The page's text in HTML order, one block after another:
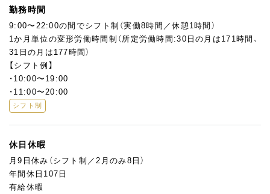
詳細は面接にてお伝えします。
勤務時間
9:00〜22:00の間でシフト制（実働8時間／休憩1時間）
1か月単位の変形労働時間制（所定労働時間:30日の月は171時間、
31日の月は177時間）
【シフト例】
・10:00〜19:00
・11:00〜20:00
シフト制
休日休暇
月9日休み（シフト制／2月のみ8日）
年間休日107日
有給休暇